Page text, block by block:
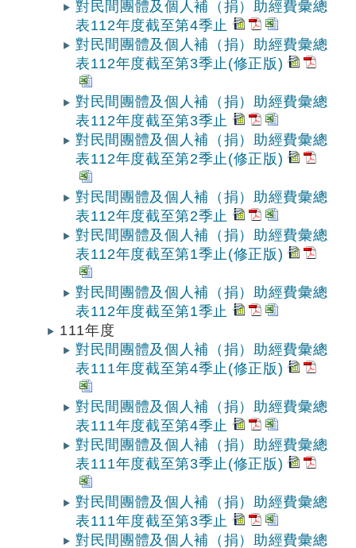
對民間團體及個人補（捐）助經費彙總
表112年度截至第4季止
對民間團體及個人補（捐）助經費彙總
表112年度截至第3季止(修正版)
對民間團體及個人補（捐）助經費彙總
表112年度截至第3季止
對民間團體及個人補（捐）助經費彙總
表112年度截至第2季止(修正版)
對民間團體及個人補（捐）助經費彙總
表112年度截至第2季止
對民間團體及個人補（捐）助經費彙總
表112年度截至第1季止(修正版)
對民間團體及個人補（捐）助經費彙總
表112年度截至第1季止
111年度
對民間團體及個人補（捐）助經費彙總
表111年度截至第4季止(修正版)
對民間團體及個人補（捐）助經費彙總
表111年度截至第4季止
對民間團體及個人補（捐）助經費彙總
表111年度截至第3季止(修正版)
對民間團體及個人補（捐）助經費彙總
表111年度截至第3季止
對民間團體及個人補（捐）助經費彙總